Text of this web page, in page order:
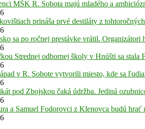
MŠK R. Sobota majú mladého a
prináša prvé destiláty z
sa po ročnej prestávke vrátil. Organizátori
Strednej odbornej školy v Hnúšti sa stala
v R. Sobote vytvorili miesto, kde sa
pod Zbojskou čaká údržba. Jediná
a Samuel Fodorovci z Klenovca budú